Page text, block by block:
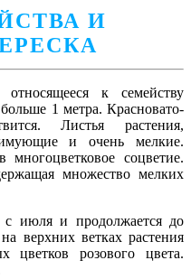
И
относящееся к семейству
1 метра. Красновато-
Листья растения,
и очень мелкие.
соцветие.
множество мелких
с июля и продолжается до
верхних ветках растения
цветков розового цвета.